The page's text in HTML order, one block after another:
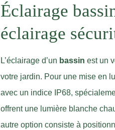
Éclairage
éclairage
L’éclairage d’un bassin est un
votre jardin. Pour une mise en
avec un indice IP68,
offrent une lumière blanche
autre option consiste à